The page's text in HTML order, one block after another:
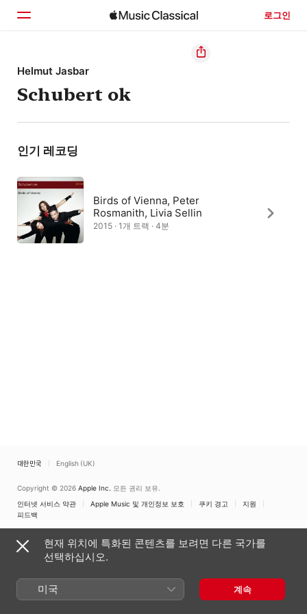
로그인
홈
둘러보기
검색
Helmut Jasbar
Schubert ok
인기 레코딩
Birds of Vienna, Peter
Rosmanith, Livia Sellin
2015 · 1개 트랙 · 4분
대한민국 English (UK)
Copyright © 2026 Apple Inc. 모든 권리 보유.
인터넷 서비스 약관
Apple Music 및 개인정보 보호 쿠키 경고
지원
피드백
현재 위치에 특화된 콘텐츠를 보려면 다른 국가를
선택하십시오.
미국 계속